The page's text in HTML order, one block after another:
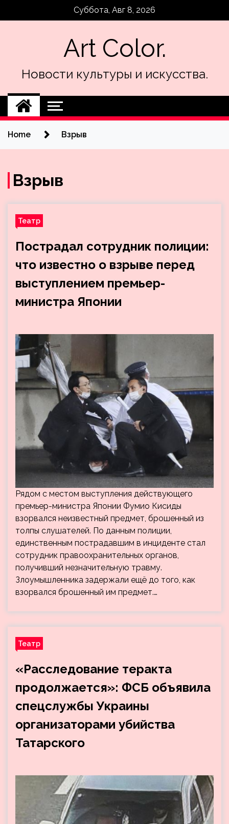
Суббота, Авг 8, 2026
Art Color.
Новости культуры и искусства.
Home Взрыв
Взрыв
Театр
Пострадал сотрудник полиции:
что известно о взрыве перед
выступлением премьер-
министра Японии
Рядом с местом выступления действующего
премьер-министра Японии Фумио Кисиды
взорвался неизвестный предмет, брошенный из
толпы слушателей. По данным полиции,
единственным пострадавшим в инциденте стал
сотрудник правоохранительных органов,
получивший незначительную травму.
Злоумышленника задержали ещё до того, как
взорвался брошенный им предмет.…
Театр
«Расследование теракта
продолжается»: ФСБ объявила
спецслужбы Украины
организаторами убийства
Татарского